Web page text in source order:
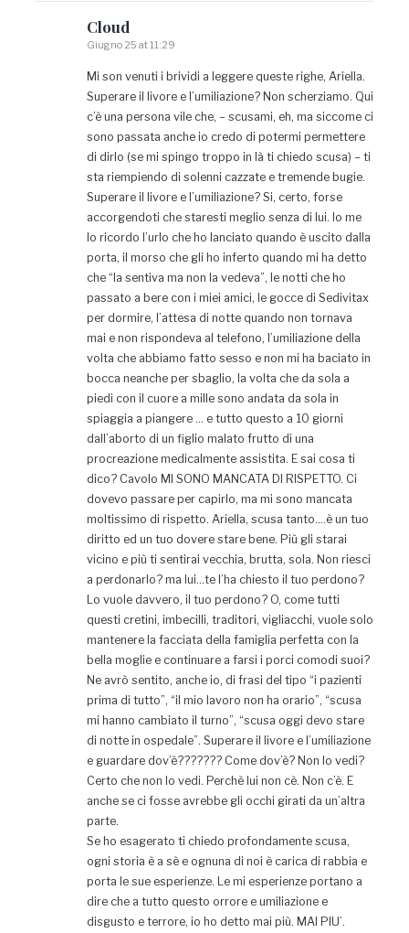
Cloud
Giugno 25 at 11:29
Mi son venuti i brividi a leggere queste righe, Ariella.
Superare il livore e l’umiliazione? Non scherziamo. Qui
c’è una persona vile che, – scusami, eh, ma siccome ci
sono passata anche io credo di potermi permettere
di dirlo (se mi spingo troppo in là ti chiedo scusa) – ti
sta riempiendo di solenni cazzate e tremende bugie.
Superare il livore e l’umiliazione? Si, certo, forse
accorgendoti che staresti meglio senza di lui. Io me
lo ricordo l’urlo che ho lanciato quando è uscito dalla
porta, il morso che gli ho inferto quando mi ha detto
che “la sentiva ma non la vedeva”, le notti che ho
passato a bere con i miei amici, le gocce di Sedivitax
per dormire, l’attesa di notte quando non tornava
mai e non rispondeva al telefono, l’umiliazione della
volta che abbiamo fatto sesso e non mi ha baciato in
bocca neanche per sbaglio, la volta che da sola a
piedi con il cuore a mille sono andata da sola in
spiaggia a piangere … e tutto questo a 10 giorni
dall’aborto di un figlio malato frutto di una
procreazione medicalmente assistita. E sai cosa ti
dico? Cavolo MI SONO MANCATA DI RISPETTO. Ci
dovevo passare per capirlo, ma mi sono mancata
moltissimo di rispetto. Ariella, scusa tanto….è un tuo
diritto ed un tuo dovere stare bene. Più gli starai
vicino e più ti sentirai vecchia, brutta, sola. Non riesci
a perdonarlo? ma lui…te l’ha chiesto il tuo perdono?
Lo vuole davvero, il tuo perdono? O, come tutti
questi cretini, imbecilli, traditori, vigliacchi, vuole solo
mantenere la facciata della famiglia perfetta con la
bella moglie e continuare a farsi i porci comodi suoi?
Ne avrò sentito, anche io, di frasi del tipo “i pazienti
prima di tutto”, “il mio lavoro non ha orario”, “scusa
mi hanno cambiato il turno”, “scusa oggi devo stare
di notte in ospedale”. Superare il livore e l’umiliazione
e guardare dov’è??????? Come dov’è? Non lo vedi?
Certo che non lo vedi. Perchè lui non cè. Non c’è. E
anche se ci fosse avrebbe gli occhi girati da un’altra
parte.
Se ho esagerato ti chiedo profondamente scusa,
ogni storia è a sè e ognuna di noi è carica di rabbia e
porta le sue esperienze. Le mi esperienze portano a
dire che a tutto questo orrore e umiliazione e
disgusto e terrore, io ho detto mai più. MAI PIU’.